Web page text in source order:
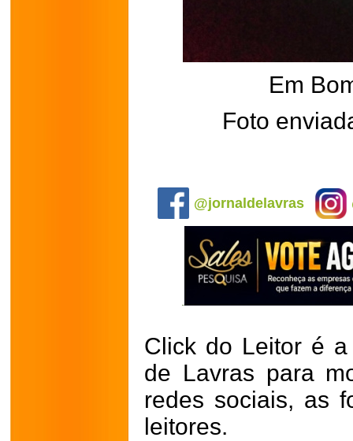
Em
Foto
@jornaldelavras
Click do Leitor é
de Lavras para
redes sociais, as
leitores.